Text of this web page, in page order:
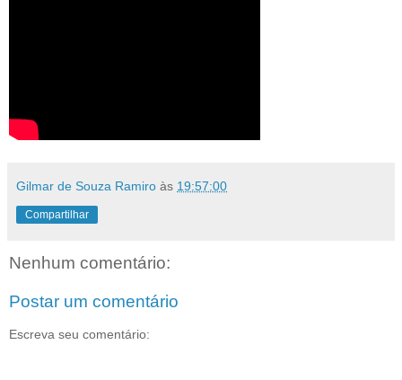
Gilmar de Souza Ramiro às 19:57:00
Compartilhar
Nenhum comentário:
Postar um comentário
Escreva seu comentário: